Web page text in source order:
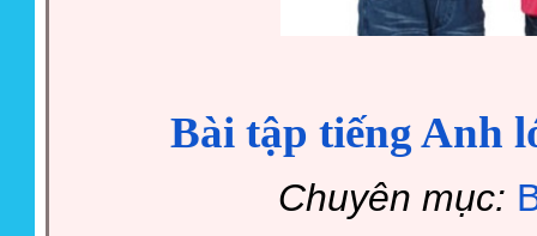
Bài tập tiếng Anh
Chuyên mục: